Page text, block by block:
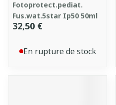
Fotoprotect.pediat.
Fus.wat.5star Ip50 50ml
32,50 €
En rupture de stock